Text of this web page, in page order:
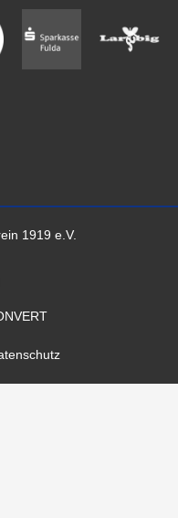
1919 e.V.